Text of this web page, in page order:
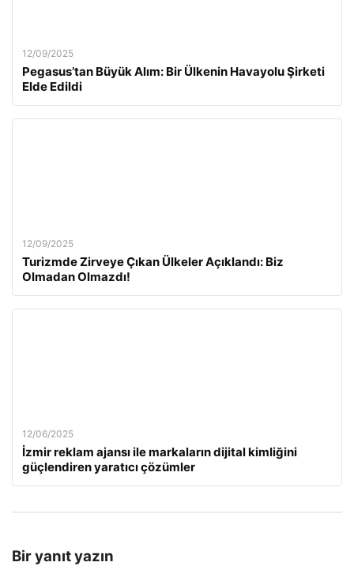
12/09/2025
Pegasus’tan Büyük Alım: Bir Ülkenin Havayolu Şirketi
Elde Edildi
12/09/2025
Turizmde Zirveye Çıkan Ülkeler Açıklandı: Biz
Olmadan Olmazdı!
12/06/2025
İzmir reklam ajansı ile markaların dijital kimliğini
güçlendiren yaratıcı çözümler
Bir yanıt yazın